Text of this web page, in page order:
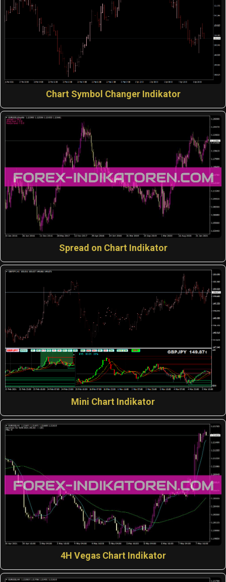
Chart Symbol Changer Indikator
Spread on Chart Indikator
Mini Chart Indikator
4H Vegas Chart Indikator